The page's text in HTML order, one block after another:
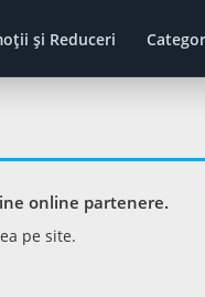
şi Reduceri
online partenere.
pe site.